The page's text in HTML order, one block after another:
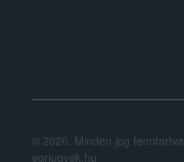
© 2026. Minden jog fenntartva.
egriugyek.hu